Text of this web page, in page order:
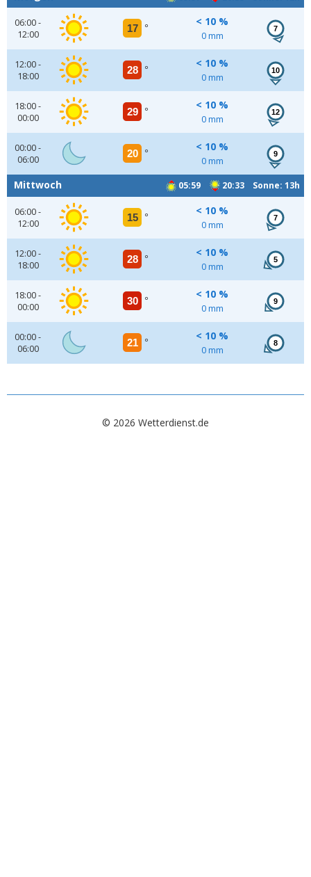
06:00 -
12:00
17 °
< 10 %
0 mm
7
12:00 -
18:00
28 °
< 10 %
0 mm
10
18:00 -
00:00
29 °
< 10 %
0 mm
12
00:00 -
06:00
20 °
< 10 %
0 mm
9
05:59 20:33 Sonne: 13h
Mittwoch
06:00 -
12:00
15 °
< 10 %
0 mm
7
12:00 -
18:00
28 °
< 10 %
0 mm
5
18:00 -
00:00
30 °
< 10 %
0 mm
9
00:00 -
06:00
21 °
< 10 %
0 mm
8
© 2026 Wetterdienst.de